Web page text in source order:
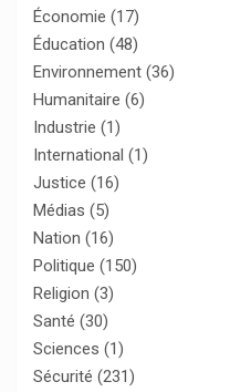
Économie (17)
Éducation (48)
Environnement (36)
Humanitaire (6)
Industrie (1)
International (1)
Justice (16)
Médias (5)
Nation (16)
Politique (150)
Religion (3)
Santé (30)
Sciences (1)
Sécurité (231)